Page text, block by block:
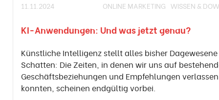
11.11.2024 ONLINE MARKETING WISSEN &
KI-Anwendungen: Und was jetzt genau?
Künstliche Intelligenz stellt alles bisher
Schatten: Die Zeiten, in denen wir uns auf
Geschäftsbeziehungen und Empfehlungen verlassen
konnten, scheinen endgültig vorbei.